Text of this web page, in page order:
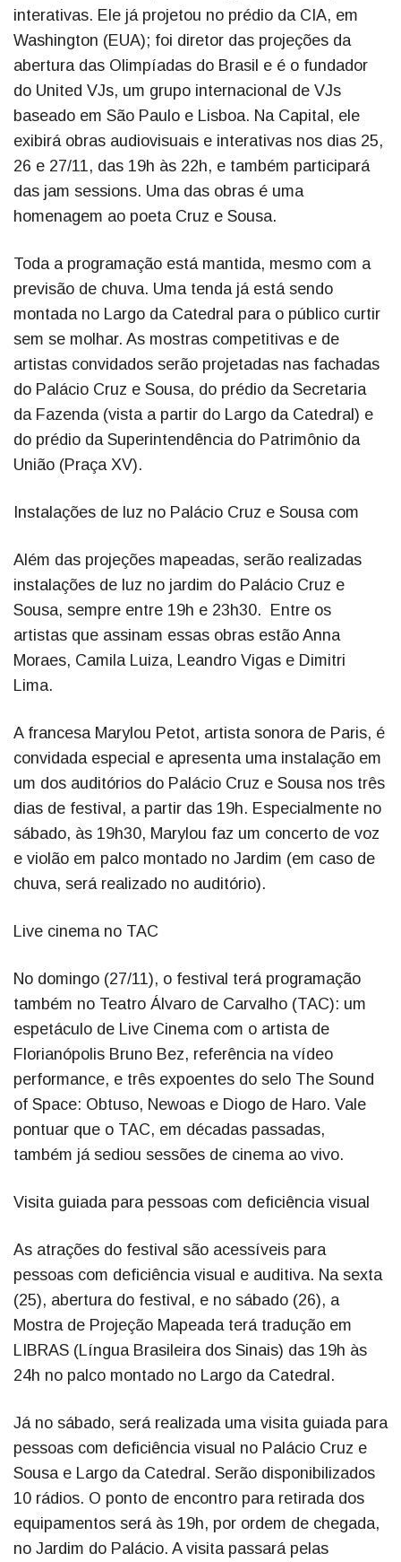
interativas. Ele já projetou no prédio da CIA, em
Washington (EUA); foi diretor das projeções da
abertura das Olimpíadas do Brasil e é o fundador
do United VJs, um grupo internacional de VJs
baseado em São Paulo e Lisboa. Na Capital, ele
exibirá obras audiovisuais e interativas nos dias 25,
26 e 27/11, das 19h às 22h, e também participará
das jam sessions. Uma das obras é uma
homenagem ao poeta Cruz e Sousa.
Toda a programação está mantida, mesmo com a
previsão de chuva. Uma tenda já está sendo
montada no Largo da Catedral para o público curtir
sem se molhar. As mostras competitivas e de
artistas convidados serão projetadas nas fachadas
do Palácio Cruz e Sousa, do prédio da Secretaria
da Fazenda (vista a partir do Largo da Catedral) e
do prédio da Superintendência do Patrimônio da
União (Praça XV).
Instalações de luz no Palácio Cruz e Sousa com
Além das projeções mapeadas, serão realizadas
instalações de luz no jardim do Palácio Cruz e
Sousa, sempre entre 19h e 23h30. Entre os
artistas que assinam essas obras estão Anna
Moraes, Camila Luiza, Leandro Vigas e Dimitri
Lima.
A francesa Marylou Petot, artista sonora de Paris, é
convidada especial e apresenta uma instalação em
um dos auditórios do Palácio Cruz e Sousa nos três
dias de festival, a partir das 19h. Especialmente no
sábado, às 19h30, Marylou faz um concerto de voz
e violão em palco montado no Jardim (em caso de
chuva, será realizado no auditório).
Live cinema no TAC
No domingo (27/11), o festival terá programação
também no Teatro Álvaro de Carvalho (TAC): um
espetáculo de Live Cinema com o artista de
Florianópolis Bruno Bez, referência na vídeo
performance, e três expoentes do selo The Sound
of Space: Obtuso, Newoas e Diogo de Haro. Vale
pontuar que o TAC, em décadas passadas,
também já sediou sessões de cinema ao vivo.
Visita guiada para pessoas com deficiência visual
As atrações do festival são acessíveis para
pessoas com deficiência visual e auditiva. Na sexta
(25), abertura do festival, e no sábado (26), a
Mostra de Projeção Mapeada terá tradução em
LIBRAS (Língua Brasileira dos Sinais) das 19h às
24h no palco montado no Largo da Catedral.
Já no sábado, será realizada uma visita guiada para
pessoas com deficiência visual no Palácio Cruz e
Sousa e Largo da Catedral. Serão disponibilizados
10 rádios. O ponto de encontro para retirada dos
equipamentos será às 19h, por ordem de chegada,
no Jardim do Palácio. A visita passará pelas